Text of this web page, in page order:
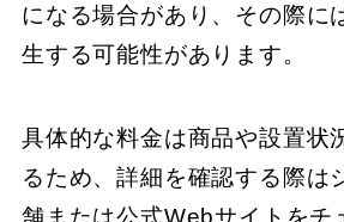
になる場合があり、その際に
生する可能性があります。
具体的な料金は商品や設置状
るため、詳細を確認する際は